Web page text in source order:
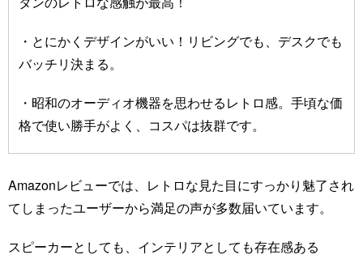
・とにかくデザインがいい！リビングでも、デスクでも
バッチリ決まる。
・昭和のオーディオ機器を思わせるレトロ感。手頃な価
格で使い勝手がよく、コスパは抜群です。
Amazonレビューでは、レトロな見た目にすっかり魅了され
てしまったユーザーから満足の声が多数届いています。
スピーカーとしても、インテリアとしても存在感ある